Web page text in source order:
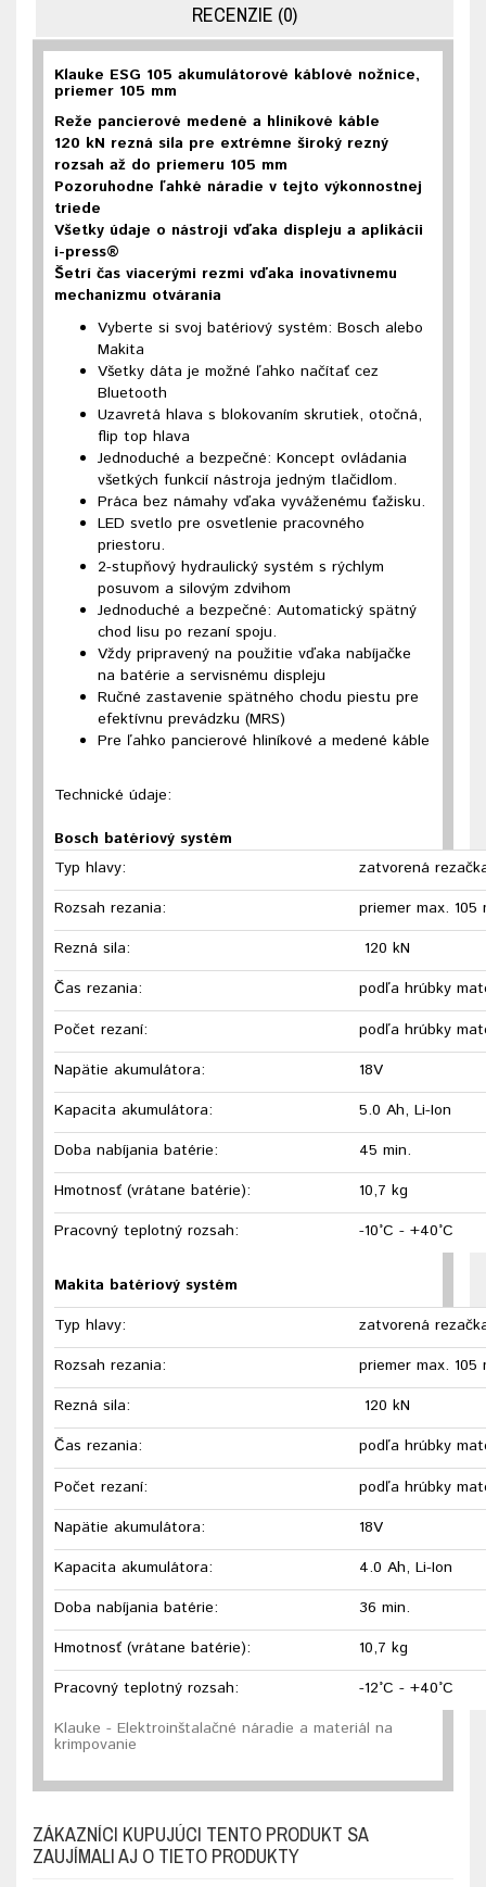
RECENZIE (0)
Klauke ESG 105 akumulátorové káblové nožnice,
priemer 105 mm
Reže pancierové medené a hliníkové káble
120 kN rezná sila pre extrémne široký rezný
rozsah až do priemeru 105 mm
Pozoruhodne ľahké náradie v tejto výkonnostnej
triede
Všetky údaje o nástroji vďaka displeju a aplikácii
i-press®
Šetrí čas viacerými rezmi vďaka inovatívnemu
mechanizmu otvárania
Vyberte si svoj batériový systém: Bosch alebo
Makita
Všetky dáta je možné ľahko načítať cez
Bluetooth
Uzavretá hlava s blokovaním skrutiek, otočná,
flip top hlava
Jednoduché a bezpečné: Koncept ovládania
všetkých funkcií nástroja jedným tlačidlom.
Práca bez námahy vďaka vyváženému ťažisku.
LED svetlo pre osvetlenie pracovného
priestoru.
2-stupňový hydraulický systém s rýchlym
posuvom a silovým zdvihom
Jednoduché a bezpečné: Automatický spätný
chod lisu po rezaní spoju.
Vždy pripravený na použitie vďaka nabíjačke
na batérie a servisnému displeju
Ručné zastavenie spätného chodu piestu pre
efektívnu prevádzku (MRS)
Pre ľahko pancierové hliníkové a medené káble
Technické údaje:
Bosch batériový systém
Typ hlavy:
zatvorená
Rozsah rezania:
priemer max. 105
Rezná sila:
120 kN
Čas rezania:
Počet rezaní:
podľa hrúbky
podľa hrúbky
Napätie akumulátora:
18V
Kapacita akumulátora:
5.0 Ah, Li-Ion
Doba nabíjania batérie:
45 min.
Hmotnosť (vrátane batérie):
10,7 kg
Pracovný teplotný rozsah:
-10°C - +40°C
Makita batériový systém
Typ hlavy:
zatvorená
Rozsah rezania:
priemer max. 105
Rezná sila:
120 kN
Čas rezania:
Počet rezaní:
podľa hrúbky
podľa hrúbky
Napätie akumulátora:
18V
Kapacita akumulátora:
4.0 Ah, Li-Ion
Doba nabíjania batérie:
36 min.
Hmotnosť (vrátane batérie):
10,7 kg
Pracovný teplotný rozsah:
-12°C - +40°C
Klauke - Elektroinštalačné náradie a materiál na
krimpovanie
ZÁKAZNÍCI KUPUJÚCI TENTO PRODUKT SA
ZAUJÍMALI AJ O TIETO PRODUKTY